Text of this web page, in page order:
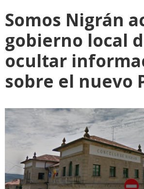
Somos Nigrán
gobierno local
ocultar
sobre el nuevo